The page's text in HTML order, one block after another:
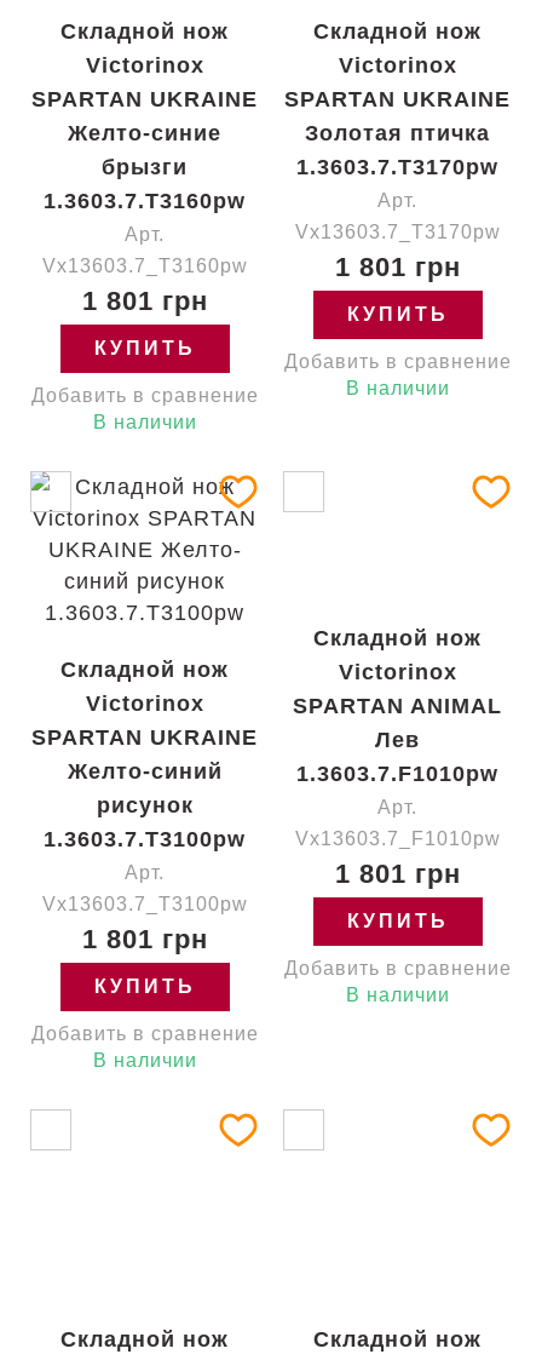
Складной нож
Victorinox
SPARTAN UKRAINE
Желто-синие
брызги
1.3603.7.T3160pw
Арт.
Vx13603.7_T3160pw
1 801 грн
КУПИТЬ
Добавить в сравнение
В наличии
Складной нож
Victorinox
SPARTAN UKRAINE
Золотая птичка
1.3603.7.T3170pw
Арт.
Vx13603.7_T3170pw
1 801 грн
КУПИТЬ
Добавить в сравнение
В наличии
Складной нож
Victorinox
SPARTAN UKRAINE
Желто-синий
рисунок
1.3603.7.T3100pw
Арт.
Vx13603.7_T3100pw
1 801 грн
КУПИТЬ
Добавить в сравнение
В наличии
Складной нож
Victorinox
SPARTAN ANIMAL
Лев
1.3603.7.F1010pw
Арт.
Vx13603.7_F1010pw
1 801 грн
КУПИТЬ
Добавить в сравнение
В наличии
Складной нож
Складной нож